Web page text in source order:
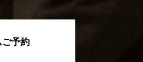
予約